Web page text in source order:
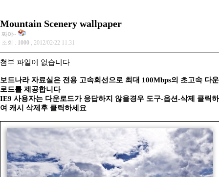
Mountain Scenery wallpaper
짜야~
조회 : 1000 , 2012/02/22 11:31
첨부 파일이 없습니다
보드나라 자료실은 전용 고속회선으로 최대 100Mbps의 초고속 다운
로드를 제공합니다
IE9 사용자는 다운로드가 응답하지 않을경우 도구-옵션-삭제 클릭하
여 캐시 삭제후 클릭하세요